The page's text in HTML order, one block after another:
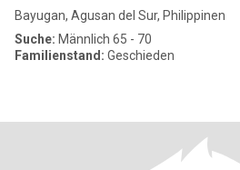
Bayugan, Agusan del Sur, Philippinen
Suche: Männlich 65 - 70
Familienstand: Geschieden